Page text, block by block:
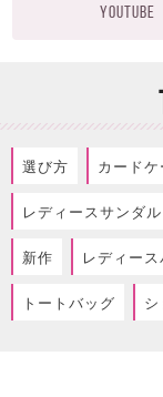
YOUTUBE
選び方 カードケ
レディースサンダル
新作 レディー
トートバッグ